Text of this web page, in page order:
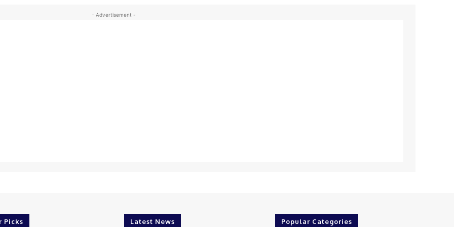
- Advertisement -
Picks Latest News Popular Categories